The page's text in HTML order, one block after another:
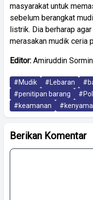
masyarakat untuk
sebelum berangkat
listrik. Dia berharap
merasakan mudik ceria
Editor: Amiruddin Sormin
#Mudik #Lebaran
#penitipan barang
#keamanan
Berikan Komentar